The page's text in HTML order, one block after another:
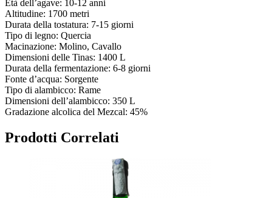
Età dell’agave: 10-12 anni
Altitudine: 1700 metri
Durata della tostatura: 7-15 giorni
Tipo di legno: Quercia
Macinazione: Molino, Cavallo
Dimensioni delle Tinas: 1400 L
Durata della fermentazione: 6-8 giorni
Fonte d’acqua: Sorgente
Tipo di alambicco: Rame
Dimensioni dell’alambicco: 350 L
Gradazione alcolica del Mezcal: 45%
Prodotti Correlati